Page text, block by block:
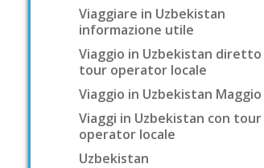
Viaggiare in Uzbekistan
informazione utile
Viaggio in Uzbekistan diretto
tour operator locale
Viaggio in Uzbekistan Maggio
Viaggi in Uzbekistan con tour
operator locale
Uzbekistan